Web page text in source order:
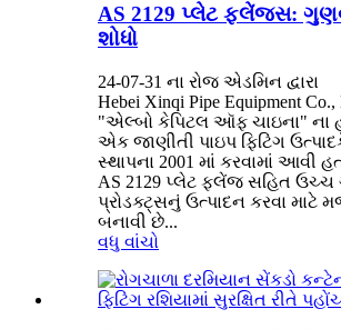
AS 2129 પ્લેટ ફ્લેંજ્સ:
શોધો
24-07-31 ના રોજ એડમિન દ્વારા
Hebei Xinqi Pipe Equipment
"એલ્બો કેપિટલ ઑફ ચાઇના" ના
એક જાણીતી પાઇપ ફિટિંગ
સ્થાપના 2001 માં કરવામાં આવી
AS 2129 પ્લેટ ફ્લેંજ સહિત ઉચ્ચ
પ્રોડક્ટ્સનું ઉત્પાદન કરવા માટે
બનાવી છે...
વધુ વાંચો